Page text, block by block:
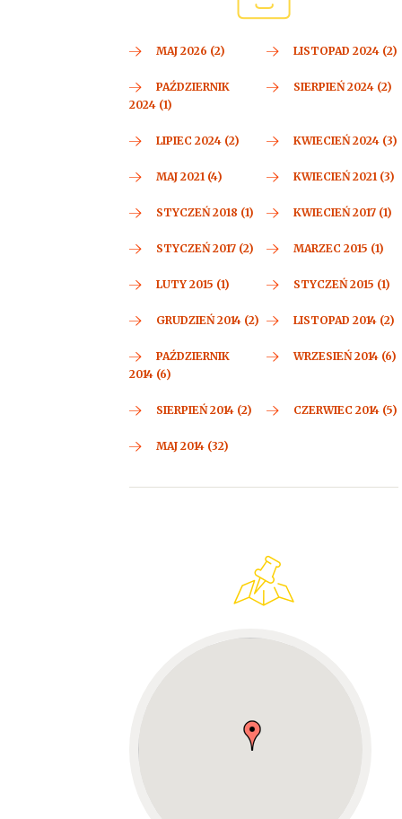
MAJ 2026 (2) LISTOPAD 2024 (2)
PAŹDZIERNIK
2024 (1)
SIERPIEŃ 2024 (2)
LIPIEC 2024 (2) KWIECIEŃ 2024 (3)
MAJ 2021 (4) KWIECIEŃ 2021 (3)
STYCZEŃ 2018 (1) KWIECIEŃ 2017 (1)
STYCZEŃ 2017 (2) MARZEC 2015 (1)
LUTY 2015 (1) STYCZEŃ 2015 (1)
GRUDZIEŃ 2014 (2) LISTOPAD 2014 (2)
PAŹDZIERNIK
2014 (6)
WRZESIEŃ 2014 (6)
SIERPIEŃ 2014 (2) CZERWIEC 2014 (5)
MAJ 2014 (32)